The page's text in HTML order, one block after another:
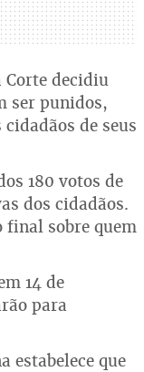
Corte decidiu
ser punidos,
de seus
180 votos de
dos cidadãos.
final sobre quem
14 de
para
estabelece que